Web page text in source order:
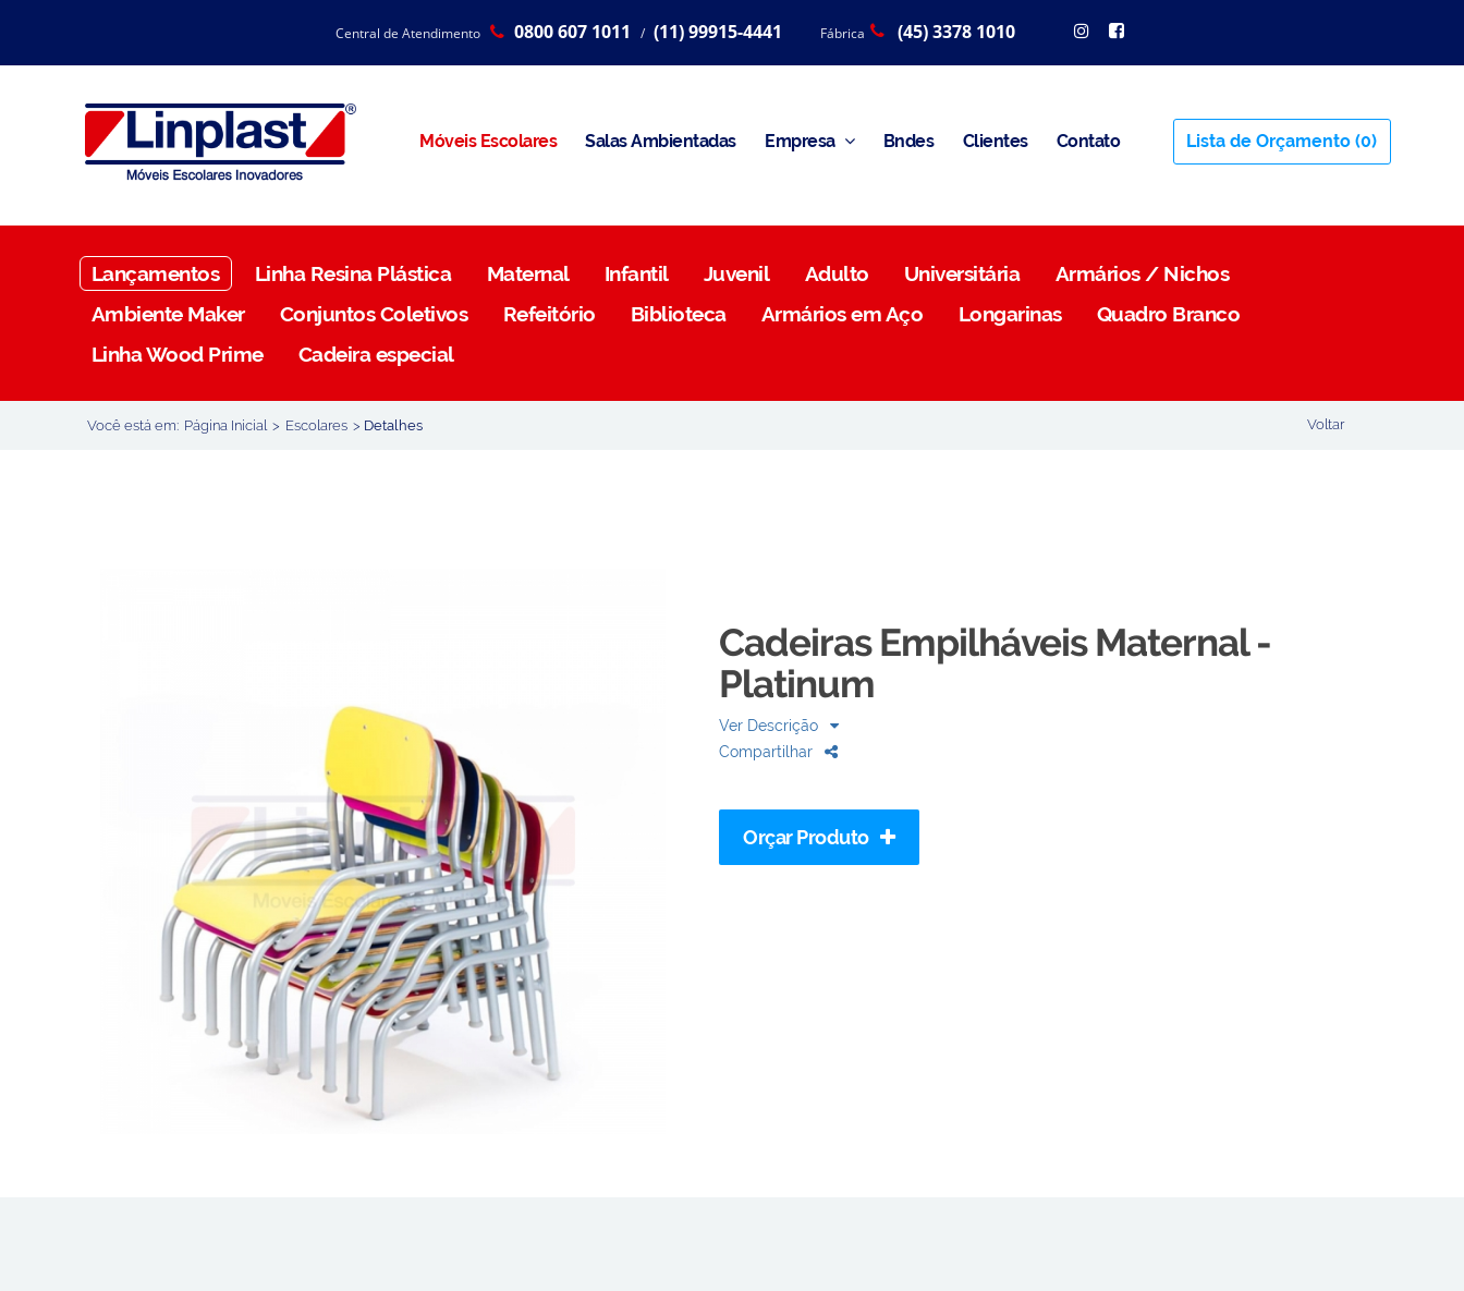
Central de Atendimento 0800 607 1011 / (11) 99915-4441 Fábrica (45) 3378 1010
Móveis Escolares Salas Ambientadas Empresa Bndes Clientes Contato Lista de Orçamento (0)
Lançamentos Linha Resina Plástica Maternal Infantil Juvenil Adulto Universitária
Armários / Nichos
Ambiente Maker
Conjuntos Coletivos Refeitório Biblioteca Armários em Aço Longarinas
Quadro Branco
Linha Wood Prime
Cadeira especial
Você está em: Página Inicial > Escolares > Detalhes Voltar
Cadeiras Empilháveis Maternal -
Platinum
Ver Descrição
Compartilhar
Orçar Produto
Linha Resina Plástica
Universitária
Armários / Nichos
Conjuntos Coletivos
SOBRE A EMPRESA